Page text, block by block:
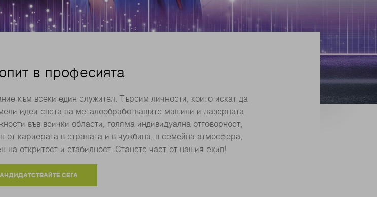
в професията
към всеки един служител. Търсим личности, които искат да
идеи света на металообработващите машини и лазерната
във всички области, голяма индивидуална отговорност,
от кариерата в страната и в чужбина, в семейна атмосфера,
на откритост и стабилност. Станете част от нашия екип!
СЕГА